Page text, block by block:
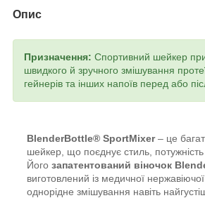
Опис
Призначення: Спортивний шейкер
швидкого й зручного змішування
гейнерів та інших напоїв перед або
BlenderBottle® SportMixer– це
шейкер, що поєднує стиль, потужність
Його запатентований віночок
виготовлений із медичної
однорідне змішування навіть